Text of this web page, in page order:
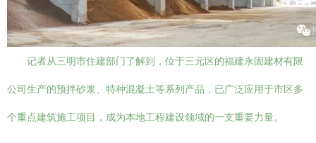
记者从三明市住建部门了解到，位于三元区的福建永固建材有限
公司生产的预拌砂浆、特种混凝土等系列产品，已广泛应用于市区多
个重点建筑施工项目，成为本地工程建设领域的一支重要力量。